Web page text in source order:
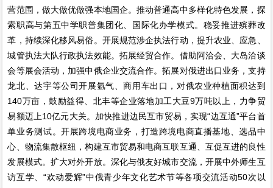
营范围，做大做优做强本地国企。推动普通高中多样化特色发展，探
索职高与第五中学职普集团化、国际化办学模式。稳妥推进殡葬改
革，持续深化移风易俗。开展规范涉企执法行动，提升农业、应急、
城管执法大队行政执法效能。拓展经贸合作。借助阿洽会、大岛洽谈
会等展会活动，加强中俄企业交流合作。拓展对俄进出口业务，支持
龙北、达宇等公司开展氩气、商用车出口，对俄农业种植面积达到
140万亩，鼓励益得、北丰等企业落地加工大豆9万吨以上，力争贸
易额迈上10亿元大关。加快推进边民互市贸易，实现“边互通”平台首
单业务测试。开展跨境电商业务，打造跨境电商直播基地、选品中
心、物流集散枢纽，构建互市贸易和电商互联互通、互促互进的良性
发展模式。扩大对外开放。深化与俄友好城市交流，开展中外师生互
访互学、“欢动爱辉”中俄青少年文化艺术节等各项交流活动50次以